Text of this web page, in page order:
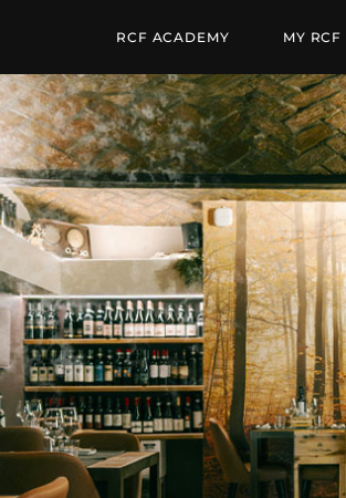
& DANTE
RCF ACADEMY MY RCF